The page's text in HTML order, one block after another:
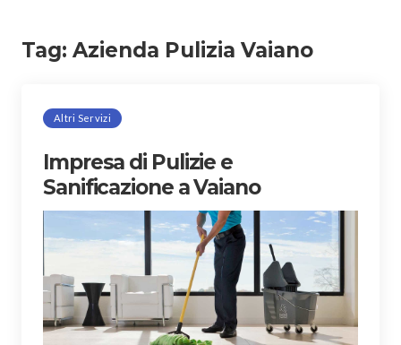
Tag: Azienda Pulizia Vaiano
Altri Servizi
Impresa di Pulizie e
Sanificazione a Vaiano